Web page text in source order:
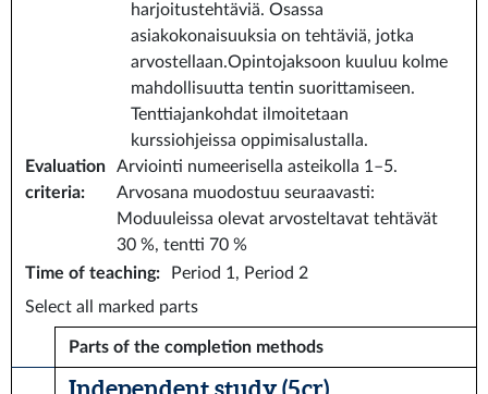
harjoitustehtäviä. Osassa
asiakokonaisuuksia on tehtäviä, jotka
arvostellaan.Opintojaksoon kuuluu kolme
mahdollisuutta tentin suorittamiseen.
Tenttiajankohdat ilmoitetaan
kurssiohjeissa oppimisalustalla.
Evaluation
criteria:
Arviointi numeerisella asteikolla 1–5.
Arvosana muodostuu seuraavasti:
Moduuleissa olevat arvosteltavat tehtävät
30 %, tentti 70 %
Time of teaching:
Period 1, Period 2
Select all marked parts
Parts of the completion methods
Independent study (5 cr)